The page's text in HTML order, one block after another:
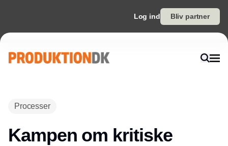
Log ind Bliv partner
Processer
Kampen om kritiske